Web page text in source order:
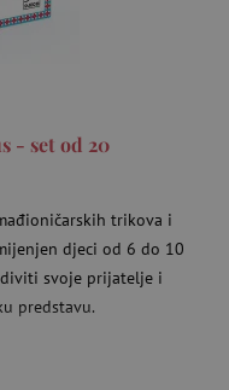
- set od 20
trikova i
djeci od 6 do 10
svoje prijatelje i
predstavu.